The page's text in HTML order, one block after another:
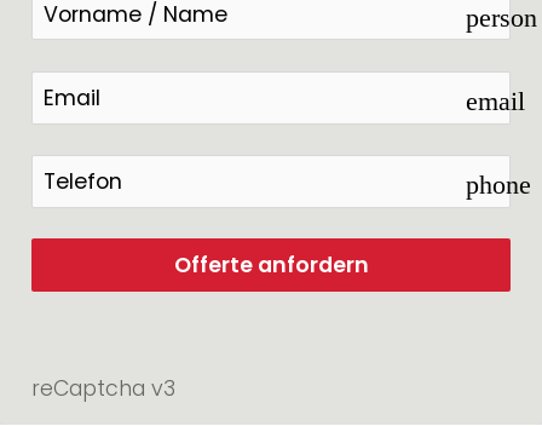
person
email
phone
Offerte anfordern
reCaptcha v3